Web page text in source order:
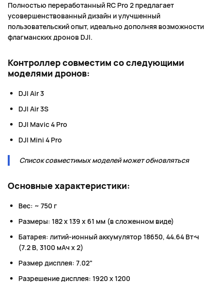
Полностью переработанный RC Pro 2 предлагает
усовершенствованный дизайн и улучшенный
пользовательский опыт, идеально дополняя возможности
флагманских дронов DJI.
Контроллер совместим со следующими
моделями дронов:
DJI Air 3
DJI Air 3S
DJI Mavic 4 Pro
DJI Mini 4 Pro
Список совместимых моделей может обновляться
Основные характеристики:
Вес: ~ 750 г
Размеры: 182 х 139 х 61 мм (в сложенном виде)
Батарея: литий-ионный аккумулятор 18650, 44.64 Вт⋅ч
(7.2 В, 3100 мАч х 2)
Размер дисплея: 7.02"
Разрешение дисплея: 1920 х 1200